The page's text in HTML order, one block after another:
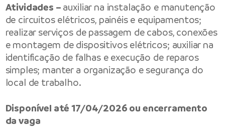
Atividades – auxiliar na instalação e manutenção
de circuitos elétricos, painéis e equipamentos;
realizar serviços de passagem de cabos, conexões
e montagem de dispositivos elétricos; auxiliar na
identificação de falhas e execução de reparos
simples; manter a organização e segurança do
local de trabalho.
Disponível até 17/04/2026 ou encerramento
da vaga